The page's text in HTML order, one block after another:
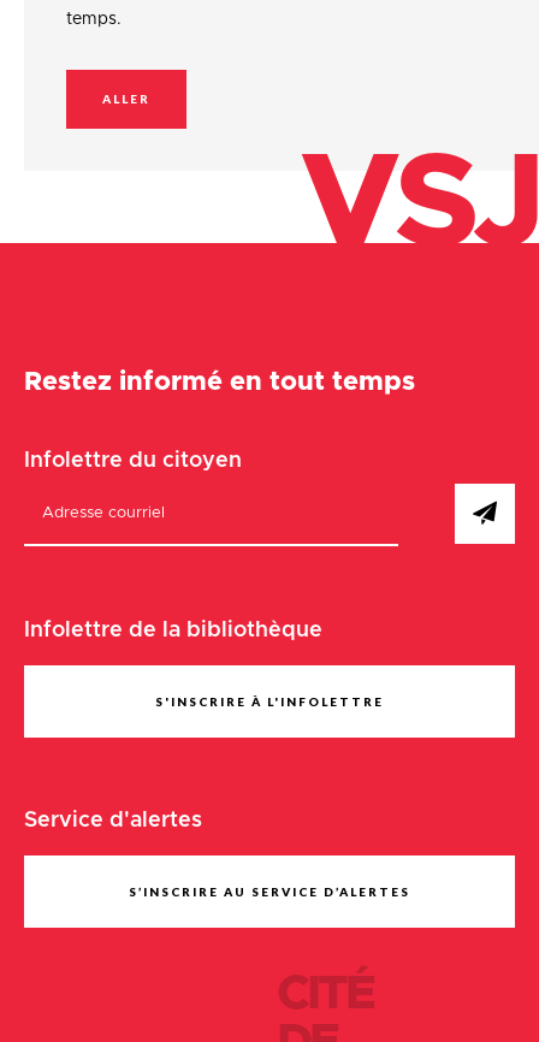
temps.
ALLER
VSJ
CITÉ
Restez informé en tout temps
Infolettre du citoyen
Infolettre de la bibliothèque
S'INSCRIRE À L'INFOLETTRE
Service d'alertes
S’INSCRIRE AU SERVICE D’ALERTES